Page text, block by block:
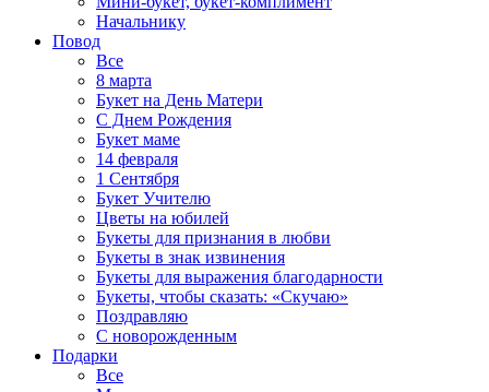
Начальнику
Повод
Все
8 марта
Букет на День Матери
С Днем Рождения
Букет маме
14 февраля
1 Сентября
Букет Учителю
Цветы на юбилей
Букеты для признания в любви
Букеты в знак извинения
Букеты для выражения благодарности
Букеты, чтобы сказать: «Скучаю»
Поздравляю
С новорожденным
Подарки
Все